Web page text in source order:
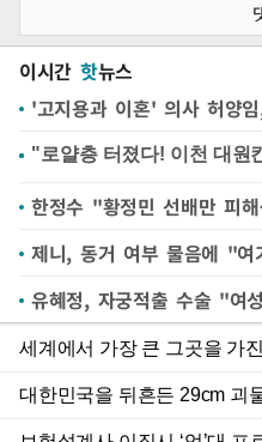
이시간 핫뉴스
'고지용과 이혼' 의사 허양
한정수 "황정민 선배만 피
제니, 동거 여부 물음에 "여
유혜정, 자궁적출 수술 "여